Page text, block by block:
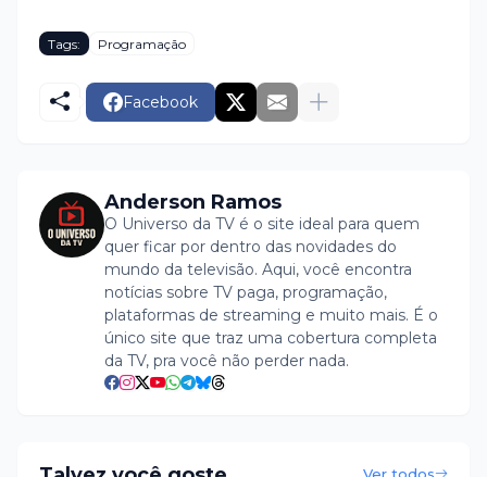
Tags: Programação
Facebook
Anderson Ramos
O Universo da TV é o site ideal para quem
quer ficar por dentro das novidades do
mundo da televisão. Aqui, você encontra
notícias sobre TV paga, programação,
plataformas de streaming e muito mais. É o
único site que traz uma cobertura completa
da TV, pra você não perder nada.